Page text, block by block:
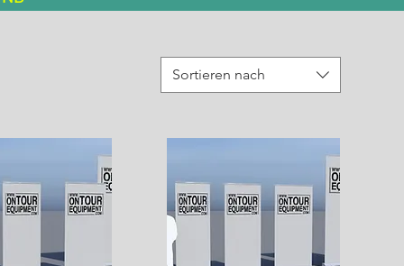
Sortieren nach